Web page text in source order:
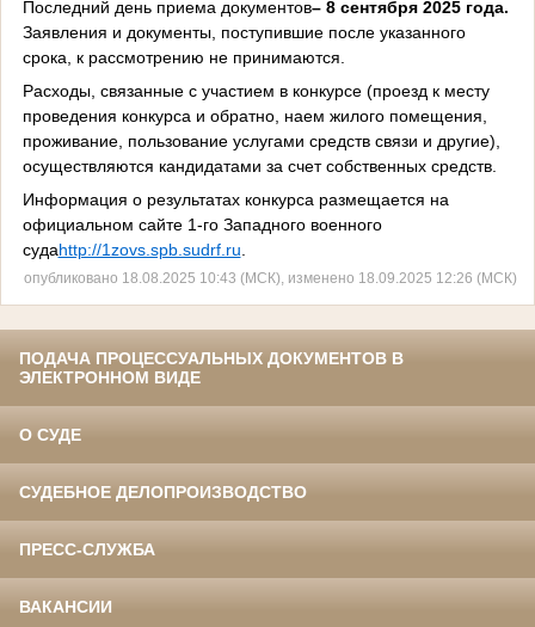
Последний день приема документов– 8 сентября 2025 года.
Заявления и документы, поступившие после указанного
срока, к рассмотрению не принимаются.
Расходы, связанные с участием в конкурсе (проезд к месту
проведения конкурса и обратно, наем жилого помещения,
проживание, пользование услугами средств связи и другие),
осуществляются кандидатами за счет собственных средств.
Информация о результатах конкурса размещается на
официальном сайте 1-го Западного военного
судаhttp://1zovs.spb.sudrf.ru.
опубликовано 18.08.2025 10:43 (МСК), изменено 18.09.2025 12:26 (МСК)
ПОДАЧА ПРОЦЕССУАЛЬНЫХ ДОКУМЕНТОВ В
ЭЛЕКТРОННОМ ВИДЕ
О СУДЕ
СУДЕБНОЕ ДЕЛОПРОИЗВОДСТВО
ПРЕСС-СЛУЖБА
ВАКАНСИИ